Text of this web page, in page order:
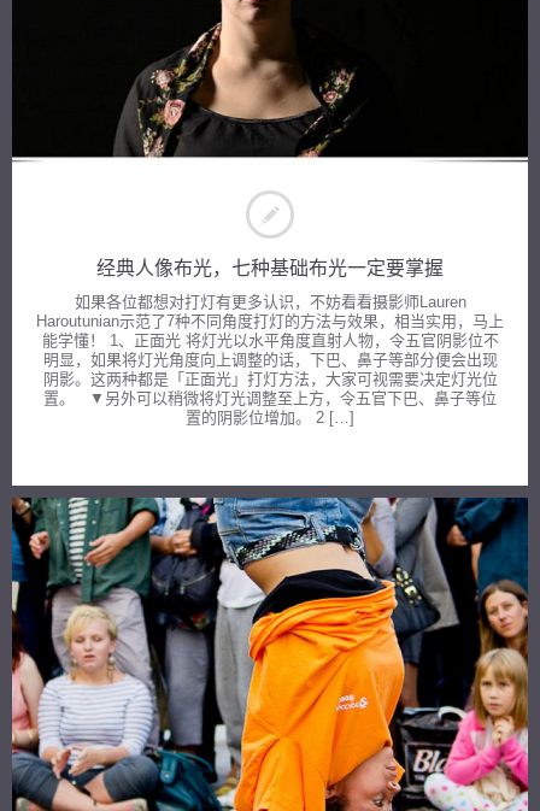
经典人像布光，七种基础布光一定要掌握
如果各位都想对打灯有更多认识，不妨看看摄影师Lauren
Haroutunian示范了7种不同角度打灯的方法与效果，相当实用，马上
能学懂！ 1、正面光 将灯光以水平角度直射人物，令五官阴影位不
明显，如果将灯光角度向上调整的话，下巴、鼻子等部分便会出现
阴影。这两种都是「正面光」打灯方法，大家可视需要决定灯光位
置。 ▼另外可以稍微将灯光调整至上方，令五官下巴、鼻子等位
置的阴影位增加。 2 […]